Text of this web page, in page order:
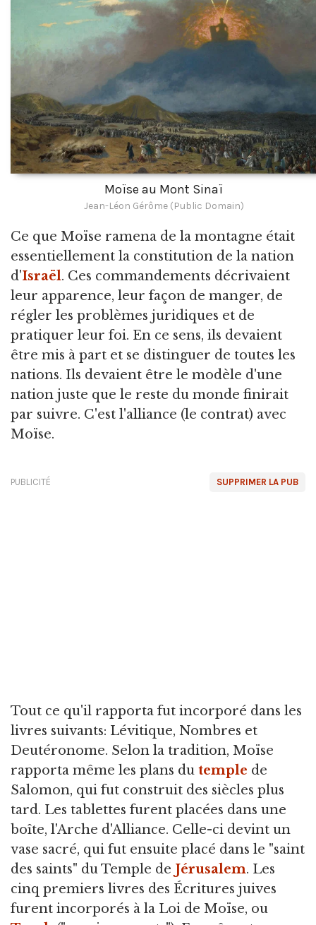
Moïse au Mont Sinaï
Jean-Léon Gérôme (Public Domain)
Ce que Moïse ramena de la montagne était
essentiellement la constitution de la nation
d'Israël. Ces commandements décrivaient
leur apparence, leur façon de manger, de
régler les problèmes juridiques et de
pratiquer leur foi. En ce sens, ils devaient
être mis à part et se distinguer de toutes les
nations. Ils devaient être le modèle d'une
nation juste que le reste du monde finirait
par suivre. C'est l'alliance (le contrat) avec
Moïse.
SUPPRIMER LA PUB
PUBLICITÉ
Tout ce qu'il rapporta fut incorporé dans les
livres suivants: Lévitique, Nombres et
Deutéronome. Selon la tradition, Moïse
rapporta même les plans du temple de
Salomon, qui fut construit des siècles plus
tard. Les tablettes furent placées dans une
boîte, l'Arche d'Alliance. Celle-ci devint un
vase sacré, qui fut ensuite placé dans le "saint
des saints" du Temple de Jérusalem. Les
cinq premiers livres des Écritures juives
furent incorporés à la Loi de Moïse, ou